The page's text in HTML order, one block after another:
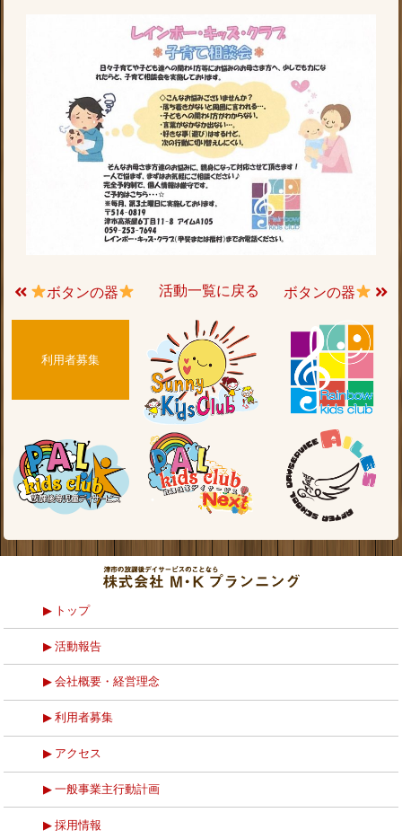
ボタンの器 活動一覧に戻る ボタンの器
利用者募集
トップ
活動報告
会社概要・経営理念
利用者募集
アクセス
一般事業主行動計画
採用情報